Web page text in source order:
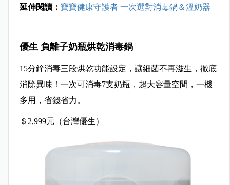
延伸閱讀： 寶寶健康守護者 一次選對消毒鍋＆溫奶器
優生 負離子奶瓶烘乾消毒鍋
15分鐘消毒三段烘乾功能設定，讓細菌不再滋生，徹底
消除異味！一次可消毒7支奶瓶，超大容量空間，一機
多用，省錢省力。
＄2,999元（台灣優生）